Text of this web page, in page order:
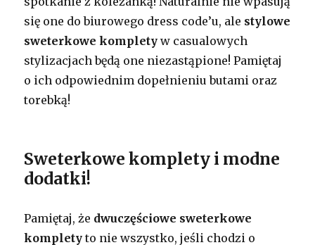
się one do biurowego dress code’u, ale stylowe
sweterkowe komplety w casualowych
stylizacjach będą one niezastąpione! Pamiętaj
o ich odpowiednim dopełnieniu butami oraz
torebką!
Sweterkowe komplety i modne
dodatki!
Pamiętaj, że dwuczęściowe sweterkowe
komplety to nie wszystko, jeśli chodzi o